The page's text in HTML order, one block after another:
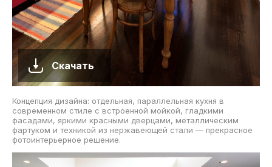
Скачать
Концепция дизайна: отдельная, параллельная кухня в
современном стиле с встроенной мойкой, гладкими
фасадами, яркими красными дверцами, металлическим
фартуком и техникой из нержавеющей стали — прекрасное
фотоинтерьерное решение.